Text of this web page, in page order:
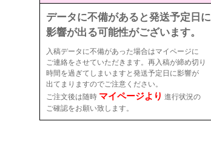
データに不備があると発送予定日に
影響が出る可能性がございます。
入稿データに不備があった場合はマイページに
ご連絡をさせていただきます。再入稿が締め切り
時間を過ぎてしまいますと発送予定日に影響が
出てまりますのでご注意ください。
ご注文後は随時 マイページより 進行状況の
ご確認をお願い致します。